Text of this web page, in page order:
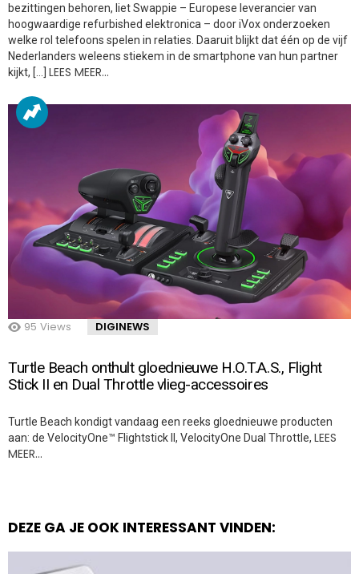
bezittingen behoren, liet Swappie – Europese leverancier van
hoogwaardige refurbished elektronica – door iVox onderzoeken
welke rol telefoons spelen in relaties. Daaruit blijkt dat één op de vijf
Nederlanders weleens stiekem in de smartphone van hun partner
kijkt, […] LEES MEER…
95 Views DIGINEWS
Turtle Beach onthult gloednieuwe H.O.T.A.S., Flight
Stick II en Dual Throttle vlieg-accessoires
Turtle Beach kondigt vandaag een reeks gloednieuwe producten
aan: de VelocityOne™ Flightstick II, VelocityOne Dual Throttle, LEES
MEER…
DEZE GA JE OOK INTERESSANT VINDEN: